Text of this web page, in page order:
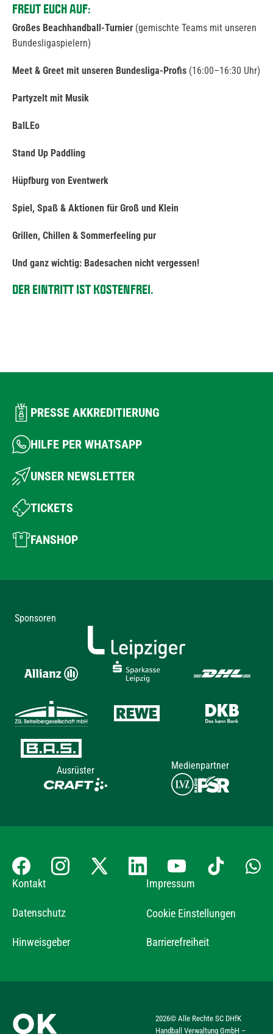
FREUT EUCH AUF:
Großes Beachhandball-Turnier (gemischte Teams mit unseren
Bundesligaspielern)
Meet & Greet mit unseren Bundesliga-Profis (16:00–16:30 Uhr)
Partyzelt mit Musik
BalLEo
Stand Up Paddling
Hüpfburg von Eventwerk
Spiel, Spaß & Aktionen für Groß und Klein
Grillen, Chillen & Sommerfeeling pur
Und ganz wichtig: Badesachen nicht vergessen!
DER EINTRITT IST KOSTENFREI.
PRESSE AKKREDITIERUNG
HILFE PER WHATSAPP
UNSER NEWSLETTER
TICKETS
FANSHOP
Sponsoren
Ausrüster Medienpartner
Kontakt Impressum
Datenschutz Cookie Einstellungen
Hinweisgeber Barrierefreiheit
2026© Alle Rechte SC DHfK
Handball Verwaltung GmbH –